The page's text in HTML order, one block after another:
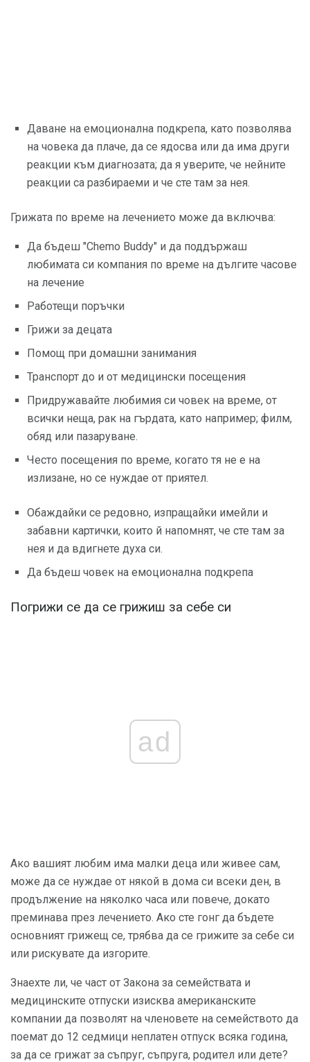
Даване на емоционална подкрепа, като позволява
на човека да плаче, да се ядосва или да има други
реакции към диагнозата; да я уверите, че нейните
реакции са разбираеми и че сте там за нея.
Грижата по време на лечението може да включва:
Да бъдеш "Chemo Buddy" и да поддържаш
любимата си компания по време на дългите часове
на лечение
Работещи поръчки
Грижи за децата
Помощ при домашни занимания
Транспорт до и от медицински посещения
Придружавайте любимия си човек на време, от
всички неща, рак на гърдата, като например; филм,
обяд или пазаруване.
Често посещения по време, когато тя не е на
излизане, но се нуждае от приятел.
Обаждайки се редовно, изпращайки имейли и
забавни картички, които й напомнят, че сте там за
нея и да вдигнете духа си.
Да бъдеш човек на емоционална подкрепа
Погрижи се да се грижиш за себе си
ad
Ако вашият любим има малки деца или живее сам,
може да се нуждае от някой в ​​дома си всеки ден, в
продължение на няколко часа или повече, докато
преминава през лечението. Ако сте гонг да бъдете
основният грижещ се, трябва да се грижите за себе си
или рискувате да изгорите.
Знаехте ли, че част от Закона за семействата и
медицинските отпуски изисква американските
компании да позволят на членовете на семейството да
поемат до 12 седмици неплатен отпуск всяка година,
за да се грижат за съпруг, съпруга, родител или дете?